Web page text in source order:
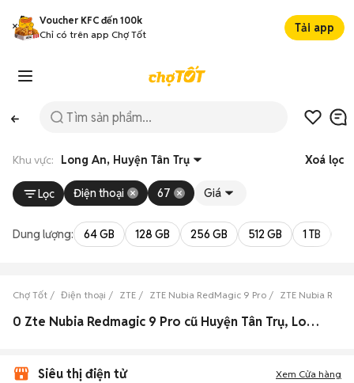
Voucher KFC đến 100k
Chỉ có trên app Chợ Tốt
Tải app
Khu vực: Long An, Huyện Tân Trụ Xoá lọc
Lọc Điện thoại 67 Giá
Dung lượng: 64 GB 128 GB 256 GB 512 GB 1 TB
Chợ Tốt Điện thoại ZTE ZTE Nubia RedMagic 9 Pro ZTE Nubia
0 Zte Nubia Redmagic 9 Pro cũ Huyện Tân Trụ, Long An đẹp
Siêu thị điện tử Xem Cửa hàng